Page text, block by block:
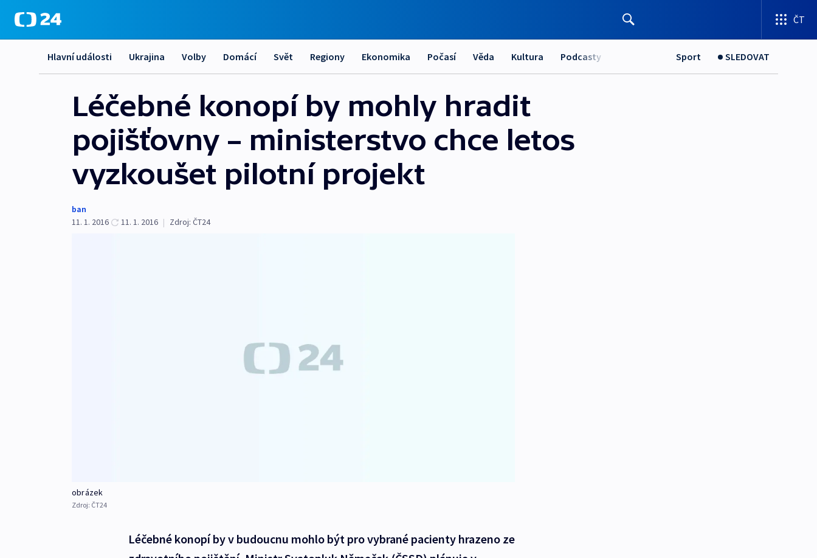
ČT
Hlavní události Ukrajina Volby Domácí Svět Regiony Ekonomika Počasí Věda Kultura Podcasty Sport SLEDOVAT
Léčebné konopí by mohly hradit
pojišťovny – ministerstvo chce letos
vyzkoušet pilotní projekt
ban
11. 1. 2016
11. 1. 2016 | Zdroj: ČT24
obrázek
Zdroj: ČT24
Léčebné konopí by v budoucnu mohlo být pro vybrané pacienty hrazeno ze